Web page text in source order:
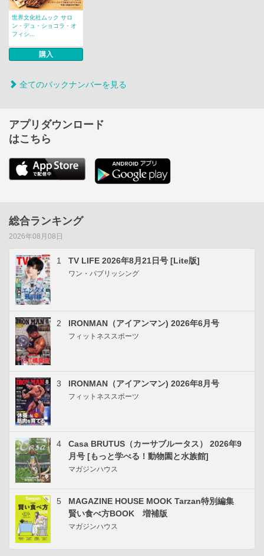
世界文化社ムック サロ
ン・デュ・ショコラ・オ
フィシ...
購入
全てのバックナンバーを見る
アプリダウンロード
はこちら
総合ランキング
2026年08月08日
1 TV LIFE 2026年8月21日号 [Lite版]
ワン・パブリッシング
2 IRONMAN（アイアンマン) 2026年6月号
フィットネススポーツ
3 IRONMAN（アイアンマン) 2026年8月号
フィットネススポーツ
4
Casa BRUTUS（カーサブルータス） 2026年9
月号 [もっと学べる！動物園と水族館]
マガジンハウス
5
MAGAZINE HOUSE MOOK Tarzan特別編集
賢い食べ方BOOK 増補版
マガジンハウス